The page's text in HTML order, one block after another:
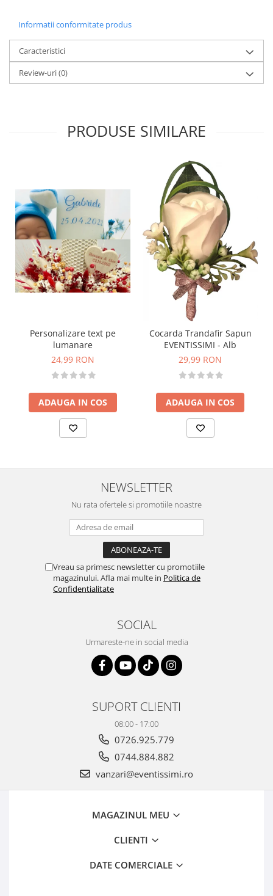
Informatii conformitate produs
Caracteristici
Review-uri(0)
PRODUSE SIMILARE
Personalizare text pe
lumanare
24,99 RON
ADAUGA IN COS
Cocarda Trandafir Sapun
EVENTISSIMI - Alb
29,99 RON
ADAUGA IN COS
NEWSLETTER
Nu rata ofertele si promotiile noastre
Vreau sa primesc newsletter cu promotiile
magazinului. Afla mai multe in Politica de
Confidentialitate
SOCIAL
Urmareste-ne in social media
SUPORT CLIENTI
08:00 - 17:00
0726.925.779
0744.884.882
vanzari@eventissimi.ro
MAGAZINUL MEU
CLIENTI
DATE COMERCIALE